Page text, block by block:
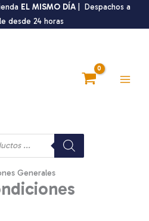
EL MISMO DÍA | Despachos a
desde 24 horas
Generales